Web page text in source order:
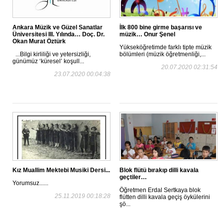
Ankara Müzik ve Güzel Sanatlar
Üniversitesi III. Yılında… Doç. Dr.
Okan Murat Öztürk
...Bilgi kirliliği ve yetersizliği,
günümüz ‘küresel’ koşull...
23.07.2020 00:04:38
İlk 800 bine girme başarısı ve
müzik… Onur Şenel
Yükseköğretimde farklı tipte müzik
bölümleri (müzik öğretmenliği,...
20.07.2020 02:31:54
Kız Muallim Mektebi Musiki Dersi...
Yorumsuz......
25.11.2019 00:18:28
Blok flütü bırakıp dilli kavala
geçtiler…
Öğretmen Erdal Sertkaya blok
flütten dilli kavala geçiş öykülerini
şö...